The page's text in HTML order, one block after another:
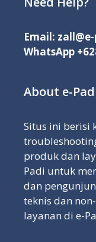
Email:
WhatsApp
About e-
Situs ini berisi
produk dan
Padi untuk
dan
teknis dan
layanan di e-